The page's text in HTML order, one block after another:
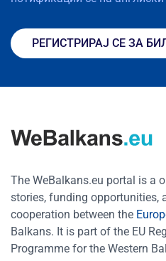
РЕГИСТРИРАЈ СЕ ЗА
The WeBalkans.eu portal is a
stories, funding opportunities,
cooperation between the
Balkans. It is part of the EU
Programme for the Western